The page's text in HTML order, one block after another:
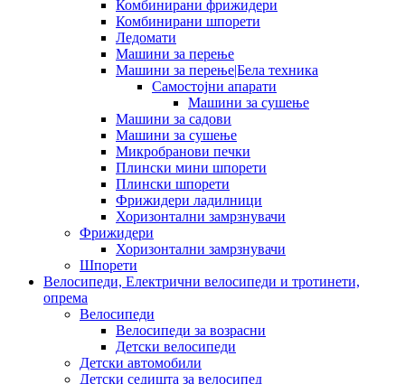
Комбинирани фрижидери
Комбинирани шпорети
Ледомати
Машини за перење
Машини за перење|Бела техника
Самостојни апарати
Машини за сушење
Машини за садови
Машини за сушење
Микробранови печки
Плински мини шпорети
Плински шпорети
Фрижидери ладилници
Хоризонтални замрзнувачи
Фрижидери
Хоризонтални замрзнувачи
Шпорети
Велосипеди, Електрични велосипеди и тротинети,
опрема
Велосипеди
Велосипеди за возрасни
Детски велосипеди
Детски автомобили
Детски седишта за велосипед